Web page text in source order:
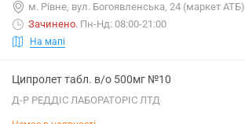
м. Рівне, вул. Богоявленська, 24 (маркет АТБ)
Зачинено. Пн-Нд: 08:00-21:00
На мапі
Ципролет табл. в/о 500мг №10
Д-Р РЕДДІС ЛАБОРАТОРІС ЛТД